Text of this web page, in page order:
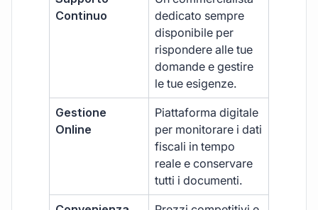
Continuo
dedicato sempre
disponibile per
rispondere alle tue
domande e gestire
le tue esigenze.
Gestione
Online
Piattaforma digitale
per monitorare i dati
fiscali in tempo
reale e conservare
tutti i documenti.